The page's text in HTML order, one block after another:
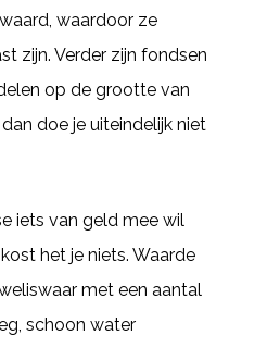
waardoor ze
zijn. Verder zijn fondsen
op de grootte van
doe je uiteindelijk niet
iets van geld mee wil
het je niets. Waarde
met een aantal
schoon water